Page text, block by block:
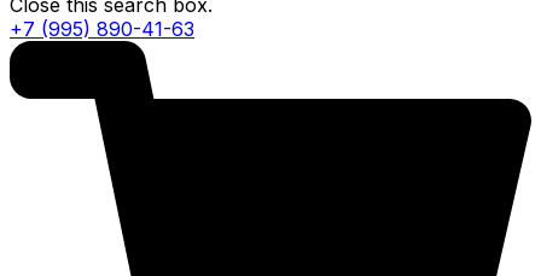
Close this search box.
+7 (995) 890-41-63